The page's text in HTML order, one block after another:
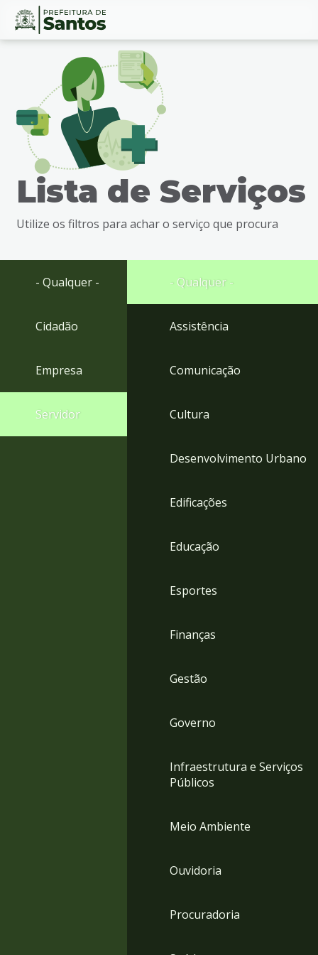
Ir
busca
Ir
Conteúdo
Lista de Serviços
Utilize os filtros para achar o serviço que procura
- Qualquer -
Cidadão
Empresa
Servidor
- Qualquer -
Assistência
Comunicação
Cultura
Desenvolvimento Urbano
Edificações
Educação
Esportes
Finanças
Gestão
Governo
Infraestrutura e Serviços
Públicos
Meio Ambiente
Ouvidoria
Procuradoria